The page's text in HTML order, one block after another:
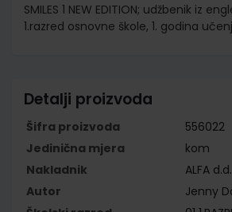
SMILES 1 NEW EDITION; udžbenik iz
1.razred osnovne škole, 1. godina
Detalji proizvoda
Šifra proizvoda
556022
Jedinična mjera
kom
Nakladnik
ALFA d.d.
Autor
Jenny